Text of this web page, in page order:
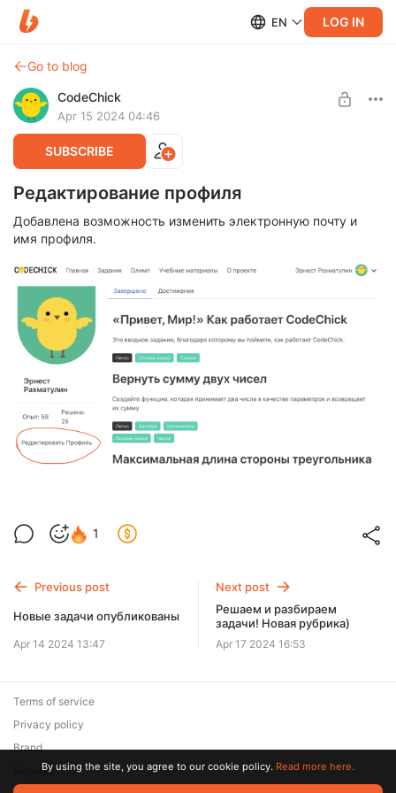
EN LOG IN
Go to blog
CodeChick
Apr 15 2024 04:46
SUBSCRIBE
Редактирование профиля
Добавлена возможность изменить электронную почту и
имя профиля.
1
Previous post
Новые задачи опубликованы
Apr 14 2024 13:47
Next post
Решаем и разбираем
задачи! Новая рубрика)
Apr 17 2024 16:53
Terms of service
Privacy policy
Brand
SupportBy using the site, you agree to our cookie policy. Read more here.